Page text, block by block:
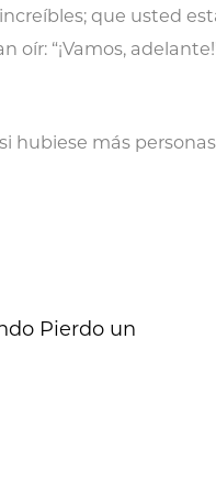
que usted
oír: “¡Vamos,
hubiese más
Pierdo un